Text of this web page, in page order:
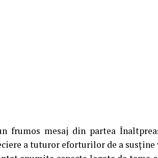
frumos mesaj din partea
a tuturor eforturilor de a